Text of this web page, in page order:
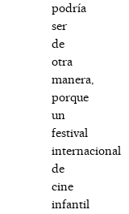
podría
ser
de
otra
manera,
porque
un
festival
internacional
de
cine
infantil